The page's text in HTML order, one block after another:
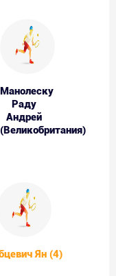
Манолеску
Раду
Андрей
(Великобритания)
Ян (4)